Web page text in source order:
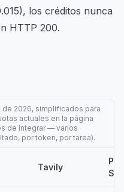
los créditos nunca
HTTP 200.
2026, simplificados para
actuales en la página
de integrar — varios
por token, por tarea).
Tavily